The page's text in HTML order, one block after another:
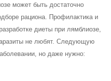
может быть достаточно
рациона. Профилактика и
диеты при лямблиозе,
не любят. Следующую
но даже нужно: